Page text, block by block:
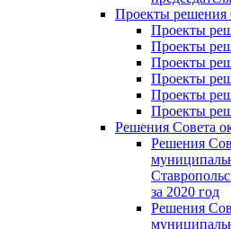
Проекты решения
Проекты
Проекты
Проекты
Проекты
Проекты
Проекты
Решения Совета
Решения
за 2020 год
Решения